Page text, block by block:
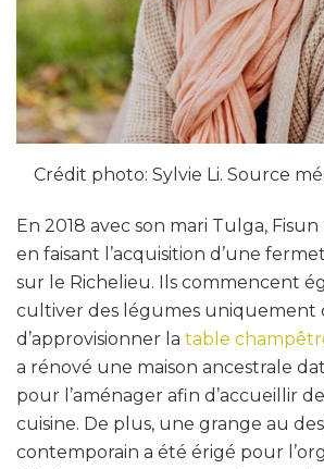
Crédit photo: Sylvie Li. Source
En 2018 avec son mari Tulga,
en faisant l’acquisition d’une
sur le Richelieu. Ils commencent
cultiver des légumes uniquement
d’approvisionner la table
a rénové une maison ancestrale
pour l’aménager afin d’accueillir
cuisine. De plus, une grange au
contemporain a été érigé pour